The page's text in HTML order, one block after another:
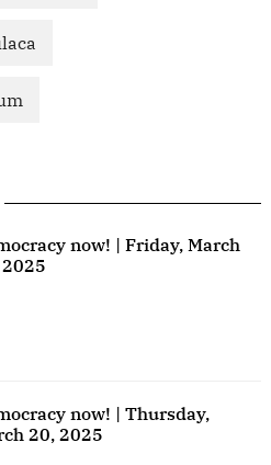
now! | Friday, March
now! | Thursday,
20, 2025